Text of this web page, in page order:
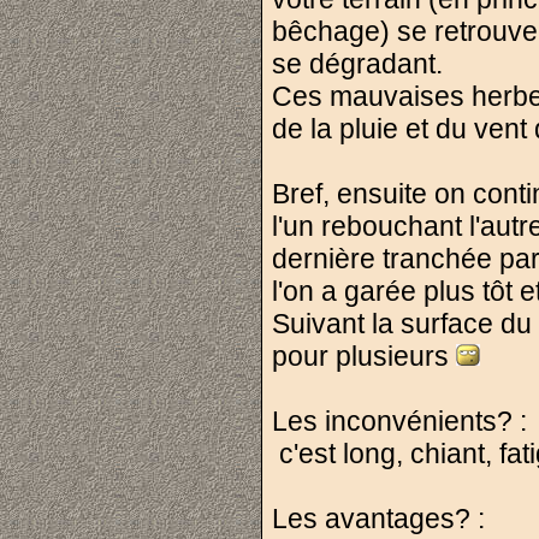
bêchage) se
se dégradant.
Ces mauvaises
de la pluie et du
Bref, ensuite on
l'un rebouchant
dernière tranchée
l'on a garée plus tôt
Suivant la surface
pour plusieurs
Les inconvénients? :
c'est long, chiant,
Les avantages? :